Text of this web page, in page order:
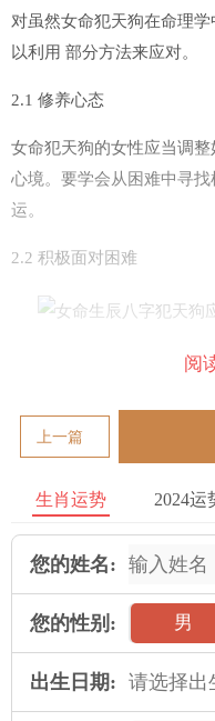
对虽然女命犯天狗在命理
以利用 部分方法来应对。
2.1 修养心态
女命犯天狗的女性应当调
心境。要学会从困难中寻
运。
2.2 积极面对困难
把女命犯天狗的女性在面
学会寻找解决问题的正确
能 。
当女命犯天狗的女性可以
认识自己的八字命理并依
2.4 谨慎决策
为在财务上，女命犯天狗
过度消费。要依据自己的
阅
上一篇
生肖运势 2024运
您的姓名:
您的性别: 男
出生日期: